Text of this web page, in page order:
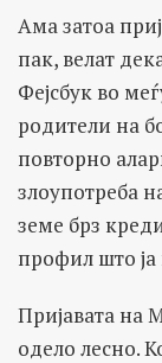
Ама затоа
пак, велат
Фејсбук во
родители на
повторно
злоупотреба
земе брз
профил што
Пријавата на
одело лесно.